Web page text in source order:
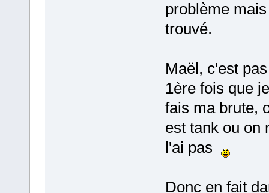
problème
trouvé.
Maël, c'est
1ère fois que je
fais ma brute,
est tank ou on
l'ai pas
Donc en fait